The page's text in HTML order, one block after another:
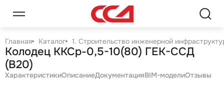
Главная Каталог 1. Строительство инженерной
Колодец ККСр-0,5-10(80) ГЕК-ССД
(В20)
ХарактеристикиОписаниеДокументацияBIM-моделиОтзывы